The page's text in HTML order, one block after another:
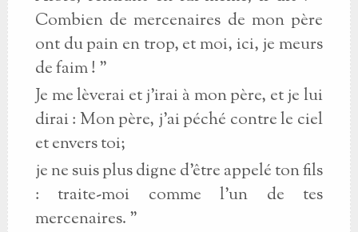
Combien de mercenaires de mon père
ont du pain en trop, et moi, ici, je meurs
de faim ! "
Je me lèverai et j'irai à mon père, et je lui
dirai : Mon père, j'ai péché contre le ciel
et envers toi;
je ne suis plus digne d'être appelé ton fils
: traite-moi comme l'un de tes
mercenaires. "